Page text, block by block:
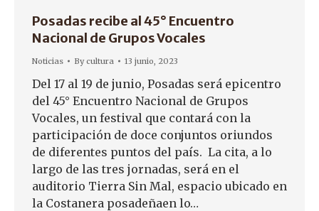
Posadas recibe al 45° Encuentro
Nacional de Grupos Vocales
Noticias Bycultura 13 junio, 2023
Del 17 al 19 de junio, Posadas será epicentro
del 45° Encuentro Nacional de Grupos
Vocales, un festival que contará con la
participación de doce conjuntos oriundos
de diferentes puntos del país. La cita, a lo
largo de las tres jornadas, será en el
auditorio Tierra Sin Mal, espacio ubicado en
la Costanera posadeñaen lo…